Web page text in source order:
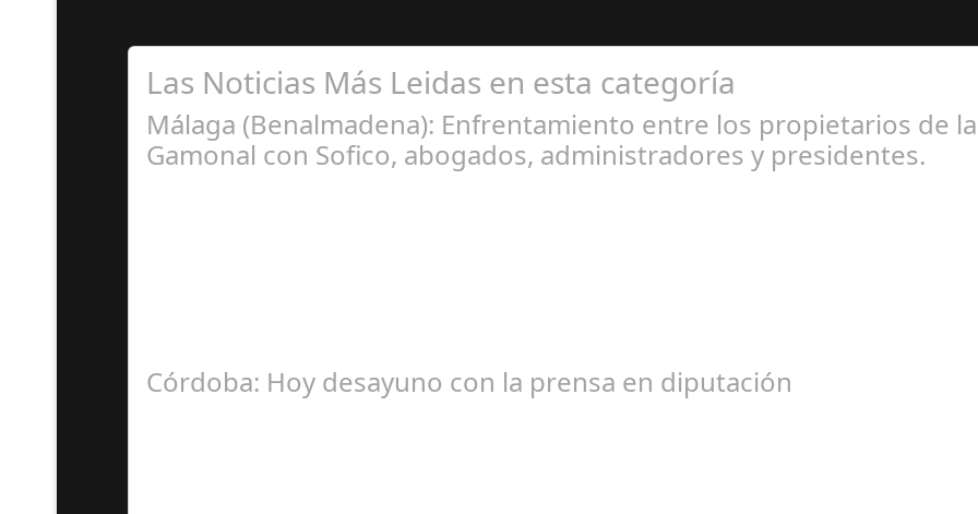
Las Noticias Más Leidas en esta categoría
Málaga (Benalmadena): Enfrentamiento entre los propietarios de
Gamonal con Sofico, abogados, administradores y presidentes.
Córdoba: Hoy desayuno con la prensa en diputación